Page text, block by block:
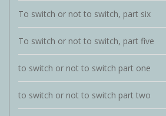
To switch or not to switch, part six
To switch or not to switch, part five
to switch or not to switch part one
to switch or not to switch part two